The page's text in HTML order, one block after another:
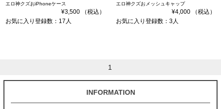
エロ神クズおiPhoneケース
¥3,500 （税込）
お気に入り登録数：17人
エロ神クズおメッシュキャップ
¥4,000 （税込）
お気に入り登録数：3人
1
INFORMATION